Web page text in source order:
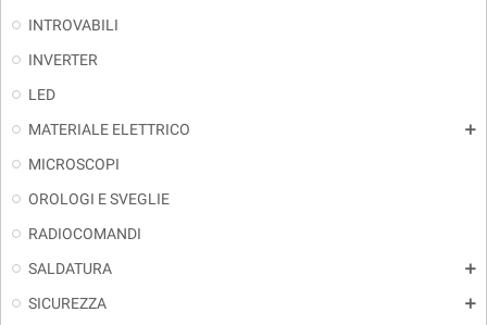
INTROVABILI
INVERTER
LED
MATERIALE ELETTRICO
add
MICROSCOPI
OROLOGI E SVEGLIE
RADIOCOMANDI
SALDATURA
add
SICUREZZA add